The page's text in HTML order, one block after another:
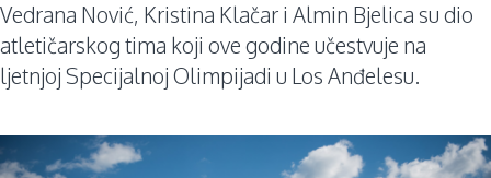
Kolumne
Lične priče
Pretraga
Vedrana Nović, Kristina Klačar i Almin Bjelica su dio
atletičarskog tima koji ove godine učestvuje na
ljetnjoj Specijalnoj Olimpijadi u Los Anđelesu.